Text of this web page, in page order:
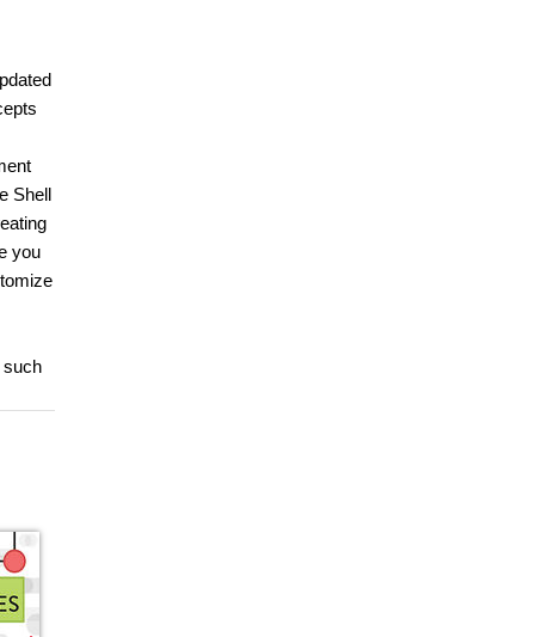
Shell
you
such